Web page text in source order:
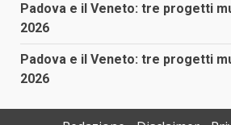
Padova e il Veneto: tre progetti
2026
Padova e il Veneto: tre progetti
2026